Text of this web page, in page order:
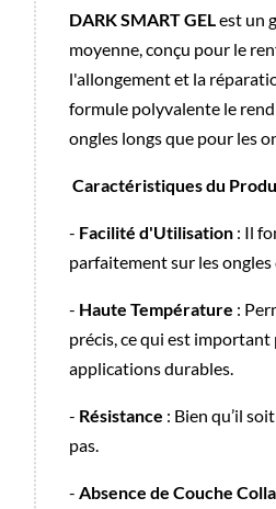
DARK SMART GEL est un
moyenne, conçu pour le
l'allongement et la
formule polyvalente le
ongles longs que pour les
Caractéristiques du
- Facilité d'Utilisation : Il
parfaitement sur les ongles
- Haute Température :
précis, ce qui est important
applications durables.
- Résistance : Bien qu’il
pas.
- Absence de Couche